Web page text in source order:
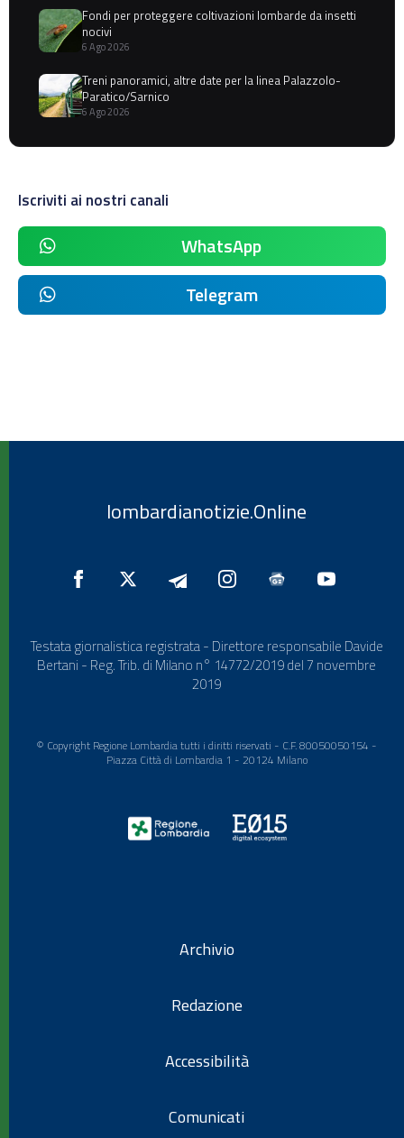
Fondi per proteggere coltivazioni lombarde da insetti
nocivi
6 Ago 2026
Treni panoramici, altre date per la linea Palazzolo-
Paratico/Sarnico
6 Ago 2026
Iscriviti ai nostri canali
WhatsApp
Telegram
lombardianotizie.Online
Testata giornalistica registrata - Direttore responsabile Davide
Bertani - Reg. Trib. di Milano n° 14772/2019 del 7 novembre
2019
© Copyright Regione Lombardia tutti i diritti riservati - C.F. 80050050154 -
Piazza Città di Lombardia 1 - 20124 Milano
Archivio
Redazione
Accessibilità
Comunicati